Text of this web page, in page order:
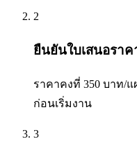
2
ยืนยันใบเสนอราค
ราคาคงที่ 350 บาท/
ก่อนเริ่มงาน
3